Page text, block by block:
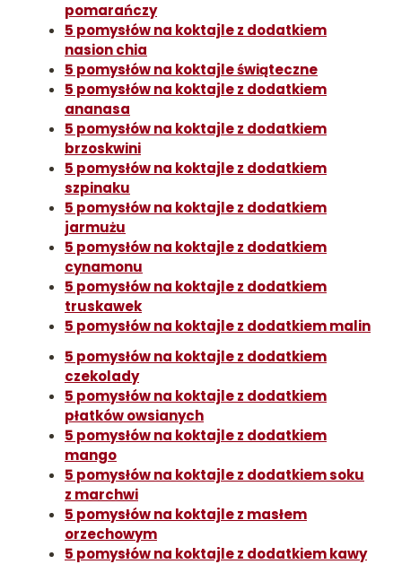
pomarańczy
5 pomysłów na koktajle z dodatkiem
nasion chia
5 pomysłów na koktajle świąteczne
5 pomysłów na koktajle z dodatkiem
ananasa
5 pomysłów na koktajle z dodatkiem
brzoskwini
5 pomysłów na koktajle z dodatkiem
szpinaku
5 pomysłów na koktajle z dodatkiem
jarmużu
5 pomysłów na koktajle z dodatkiem
cynamonu
5 pomysłów na koktajle z dodatkiem
truskawek
5 pomysłów na koktajle z dodatkiem malin
5 pomysłów na koktajle z dodatkiem
czekolady
5 pomysłów na koktajle z dodatkiem
płatków owsianych
5 pomysłów na koktajle z dodatkiem
mango
5 pomysłów na koktajle z dodatkiem soku
z marchwi
5 pomysłów na koktajle z masłem
orzechowym
5 pomysłów na koktajle z dodatkiem kawy